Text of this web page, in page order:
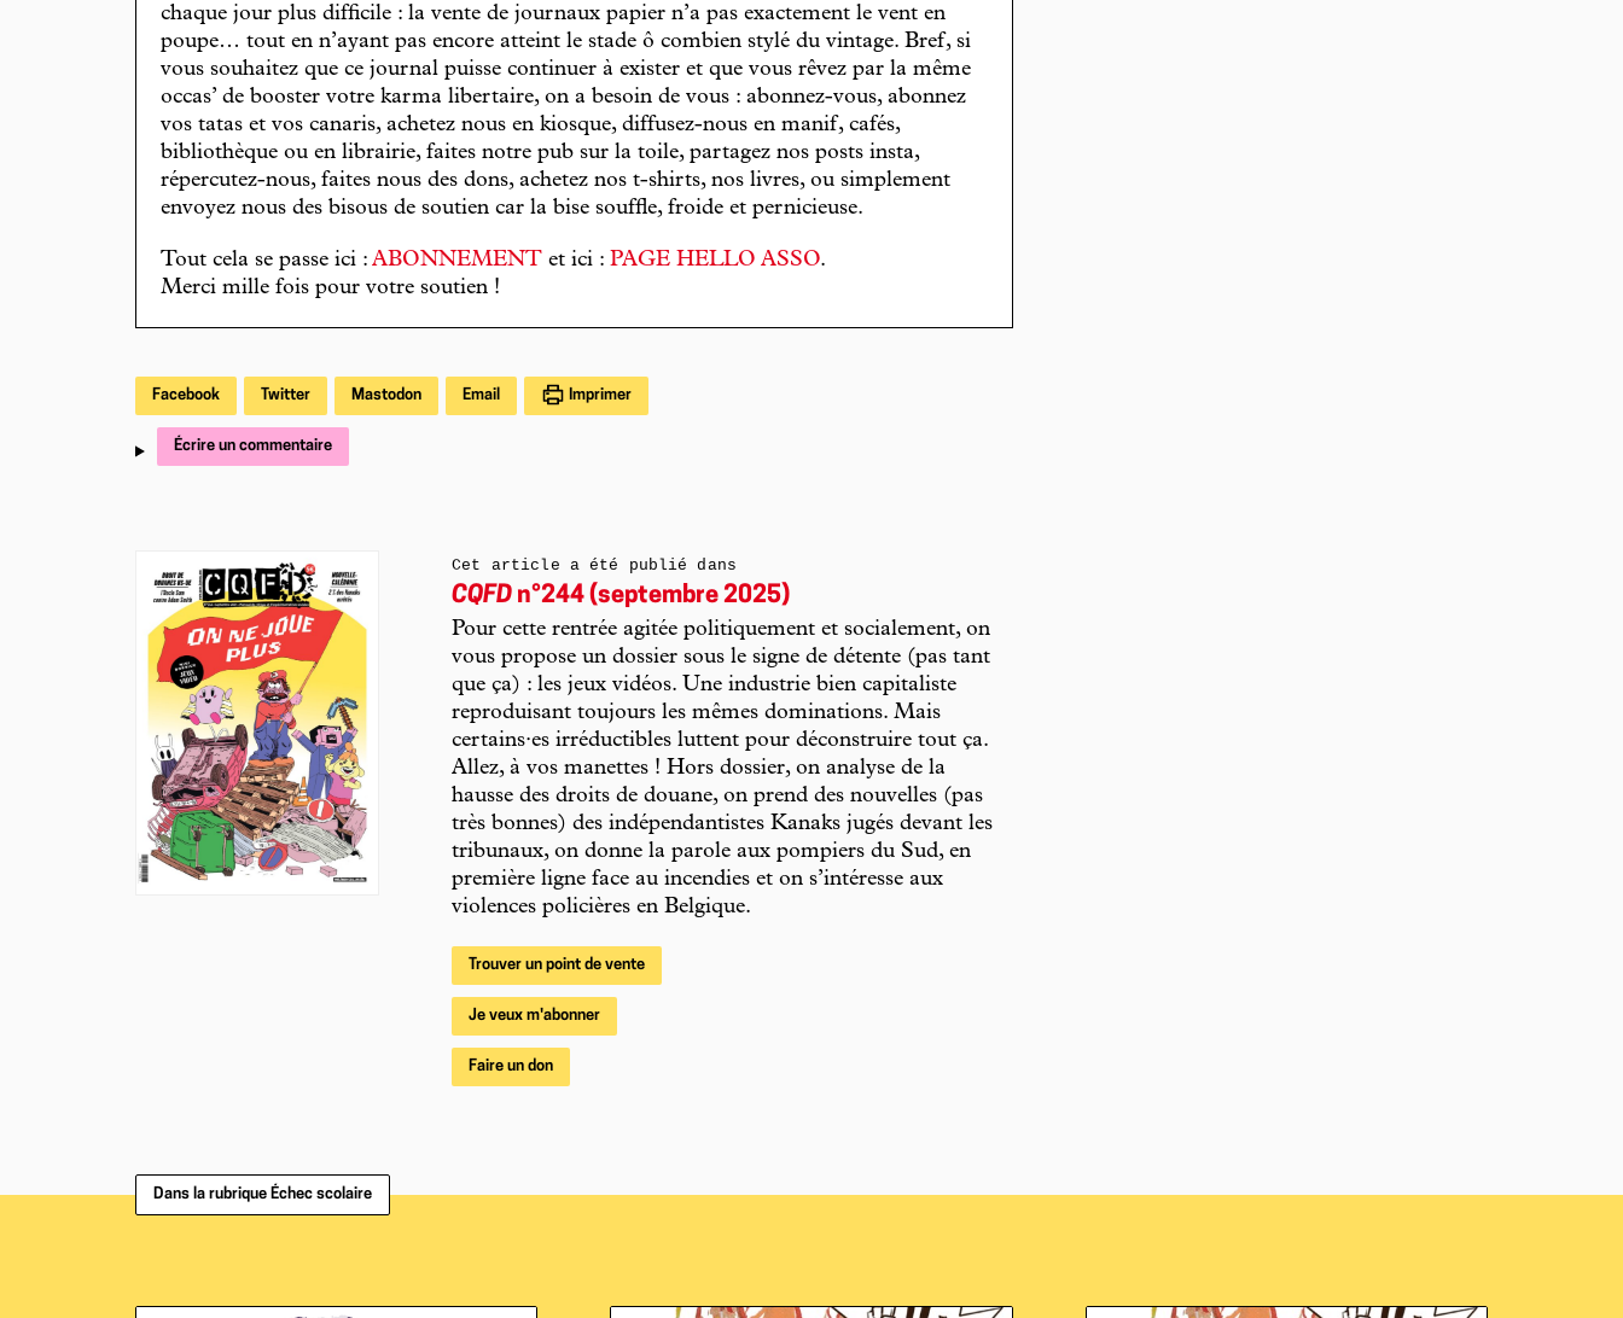
chaque jour plus difficile : la vente de journaux papier n’a pas exactement le vent en
poupe… tout en n’ayant pas encore atteint le stade ô combien stylé du vintage. Bref, si
vous souhaitez que ce journal puisse continuer à exister et que vous rêvez par la même
occas’ de booster votre karma libertaire, on a besoin de vous : abonnez-vous, abonnez
vos tatas et vos canaris, achetez nous en kiosque, diffusez-nous en manif, cafés,
bibliothèque ou en librairie, faites notre pub sur la toile, partagez nos posts insta,
répercutez-nous, faites nous des dons, achetez nos t-shirts, nos livres, ou simplement
envoyez nous des bisous de soutien car la bise souffle, froide et pernicieuse.
Tout cela se passe ici : ABONNEMENT et ici : PAGE HELLO ASSO.
Merci mille fois pour votre soutien !
Facebook Twitter Mastodon Email Imprimer
Écrire un commentaire
Cet article a été publié dans
CQFD n°244 (septembre 2025)
Pour cette rentrée agitée politiquement et socialement, on
vous propose un dossier sous le signe de détente (pas tant
que ça) : les jeux vidéos. Une industrie bien capitaliste
reproduisant toujours les mêmes dominations. Mais
certains·es irréductibles luttent pour déconstruire tout ça.
Allez, à vos manettes ! Hors dossier, on analyse de la
hausse des droits de douane, on prend des nouvelles (pas
très bonnes) des indépendantistes Kanaks jugés devant les
tribunaux, on donne la parole aux pompiers du Sud, en
première ligne face au incendies et on s’intéresse aux
violences policières en Belgique.
Trouver un point de vente
Je veux m'abonner
Faire un don
Dans la rubrique Échec scolaire